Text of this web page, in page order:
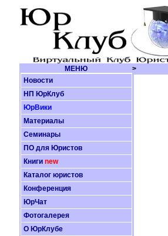
МЕНЮ
>
Новости
НП ЮрКлуб
ЮрВики
Материалы
Семинары
ПО для Юристов
Книги new
Каталог юристов
Конференция
ЮрЧат
Фотогалерея
О ЮрКлубе